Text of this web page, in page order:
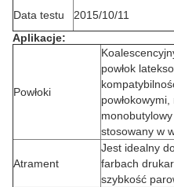
Data testu
2015/10/11
Aplikacje:
Powłoki
powłok
stosowany w
Atrament
Jest idealny
farbach
szybkość